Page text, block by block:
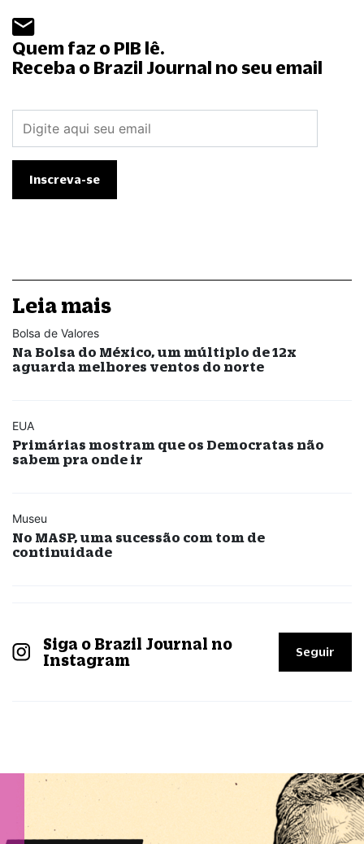
Quem faz o PIB lê.
Receba o Brazil Journal no seu email
Leia mais
Bolsa de Valores
Na Bolsa do México, um múltiplo de 12x
aguarda melhores ventos do norte
EUA
Primárias mostram que os Democratas não
sabem pra onde ir
Museu
No MASP, uma sucessão com tom de
continuidade
Siga o Brazil Journal no
Instagram
Seguir